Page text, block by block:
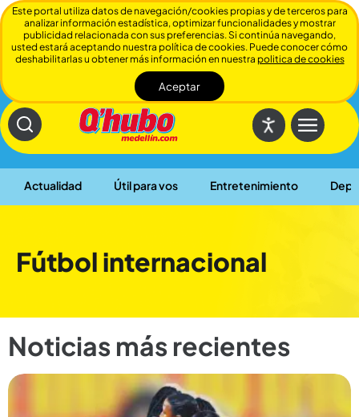
Actualidad Útil para vos Entretenimiento
Cerrar
Fútbol internacional
Noticias más recientes
Este portal utiliza datos de navegación/cookies propias y de terceros para
analizar información estadística, optimizar funcionalidades y mostrar
publicidad relacionada con sus preferencias. Si continúa navegando,
usted estará aceptando nuestra política de cookies. Puede conocer cómo
deshabilitarlas u obtener más información en nuestra politica de cookies
Aceptar